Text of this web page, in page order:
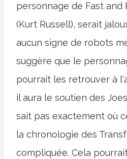
personnage de Fast and
(Kurt Russell), serait
aucun signe de robots
suggère que le
pourrait les retrouver à
il aura le soutien des
sait pas exactement où
la chronologie des
compliquée. Cela